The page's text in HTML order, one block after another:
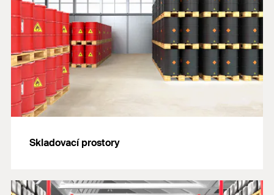
Skladovací prostory